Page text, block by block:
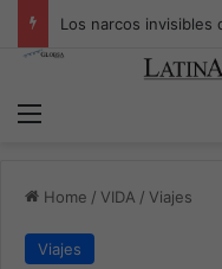
Home / VIDA / Viajes
Viajes